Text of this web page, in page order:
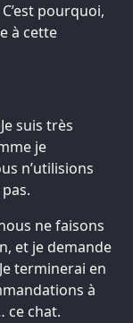
pourquoi,
à cette
suis très
je
n’utilisions
ne faisons
et je demande
terminerai en
à
ce chat.